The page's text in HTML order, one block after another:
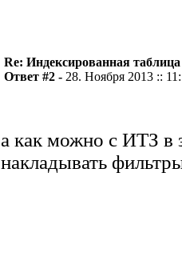
Re: Индексированная таблица
Ответ #2 - 28. Ноября 2013 ::
а как можно с ИТЗ в
накладывать